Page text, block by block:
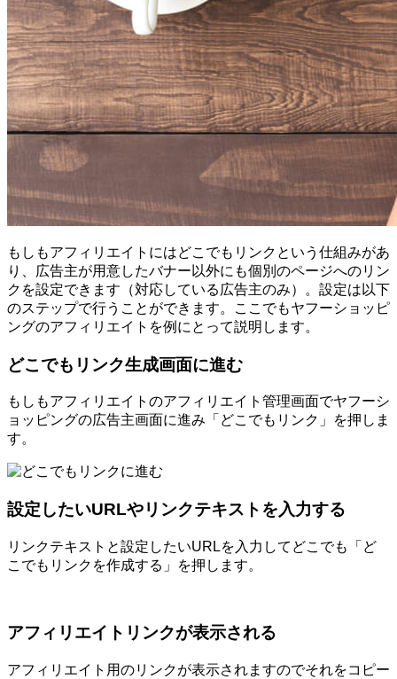
もしもアフィリエイトにはどこでもリンクという仕組みがあ
り、広告主が用意したバナー以外にも個別のページへのリン
クを設定できます（対応している広告主のみ）。設定は以下
のステップで行うことができます。ここでもヤフーショッピ
ングのアフィリエイトを例にとって説明します。
どこでもリンク生成画面に進む
もしもアフィリエイトのアフィリエイト管理画面でヤフーシ
ョッピングの広告主画面に進み「どこでもリンク」を押しま
す。
設定したいURLやリンクテキストを入力する
リンクテキストと設定したいURLを入力してどこでも「ど
こでもリンクを作成する」を押します。
アフィリエイトリンクが表示される
アフィリエイト用のリンクが表示されますのでそれをコピー